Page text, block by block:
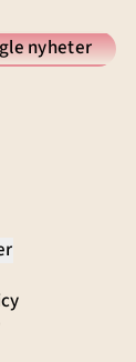
nyheter